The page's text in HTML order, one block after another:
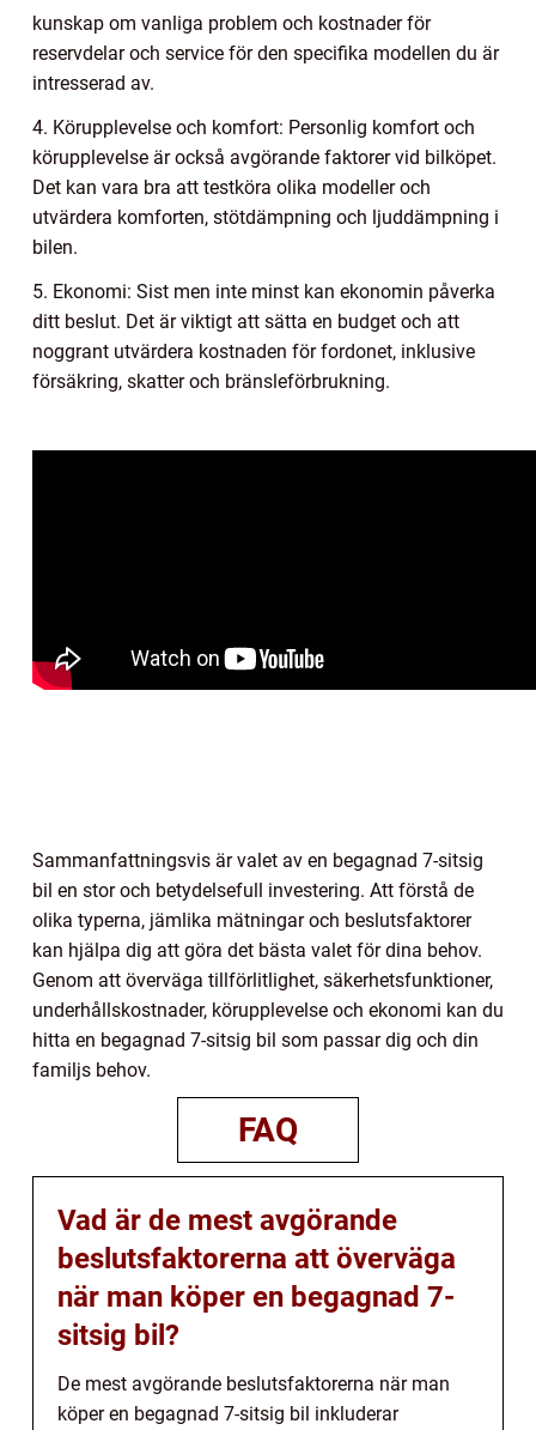
kunskap om vanliga problem och kostnader för
reservdelar och service för den specifika modellen du är
intresserad av.
4. Körupplevelse och komfort: Personlig komfort och
körupplevelse är också avgörande faktorer vid bilköpet.
Det kan vara bra att testköra olika modeller och
utvärdera komforten, stötdämpning och ljuddämpning i
bilen.
5. Ekonomi: Sist men inte minst kan ekonomin påverka
ditt beslut. Det är viktigt att sätta en budget och att
noggrant utvärdera kostnaden för fordonet, inklusive
försäkring, skatter och bränsleförbrukning.
Sammanfattningsvis är valet av en begagnad 7-sitsig
bil en stor och betydelsefull investering. Att förstå de
olika typerna, jämlika mätningar och beslutsfaktorer
kan hjälpa dig att göra det bästa valet för dina behov.
Genom att överväga tillförlitlighet, säkerhetsfunktioner,
underhållskostnader, körupplevelse och ekonomi kan du
hitta en begagnad 7-sitsig bil som passar dig och din
familjs behov.
FAQ
Vad är de mest avgörande
beslutsfaktorerna att överväga
när man köper en begagnad 7-
sitsig bil?
De mest avgörande beslutsfaktorerna när man
köper en begagnad 7-sitsig bil inkluderar